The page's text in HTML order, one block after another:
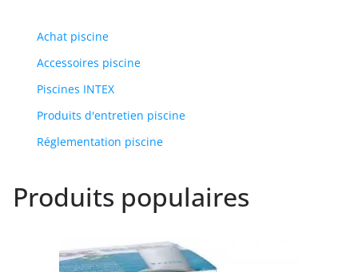
Achat piscine
Accessoires piscine
Piscines INTEX
Produits d'entretien piscine
Réglementation piscine
Produits populaires